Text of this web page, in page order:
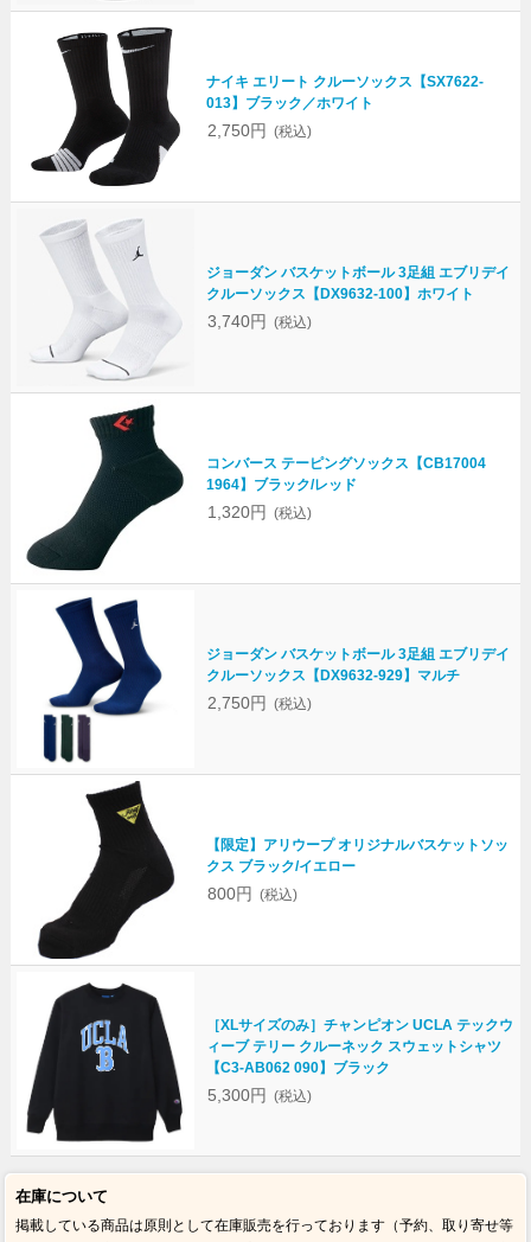
ナイキ エリート クルーソックス【SX7622-
013】ブラック／ホワイト
2,750円 (税込)
ジョーダン バスケットボール 3足組 エブリデイ
クルーソックス【DX9632-100】ホワイト
3,740円 (税込)
コンバース テーピングソックス【CB17004
1964】ブラック/レッド
1,320円 (税込)
ジョーダン バスケットボール 3足組 エブリデイ
クルーソックス【DX9632-929】マルチ
2,750円 (税込)
【限定】アリウープ オリジナルバスケットソッ
クス ブラック/イエロー
800円 (税込)
［XLサイズのみ］チャンピオン UCLA テックウ
ィーブ テリー クルーネック スウェットシャツ
【C3-AB062 090】ブラック
5,300円 (税込)
在庫について
掲載している商品は原則として在庫販売を行っております（予約、取り寄せ等